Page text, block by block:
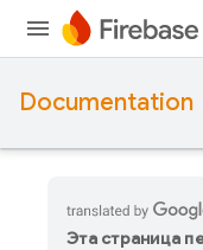
Documentation
Эта страница